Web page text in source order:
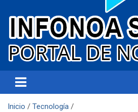
Infonoa Salta
Inicio
Tecnología